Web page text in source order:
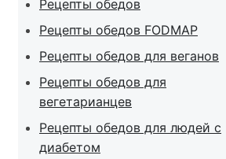
Рецепты обедов
Рецепты обедов FODMAP
Рецепты обедов для веганов
Рецепты обедов для
вегетарианцев
Рецепты обедов для людей с
диабетом